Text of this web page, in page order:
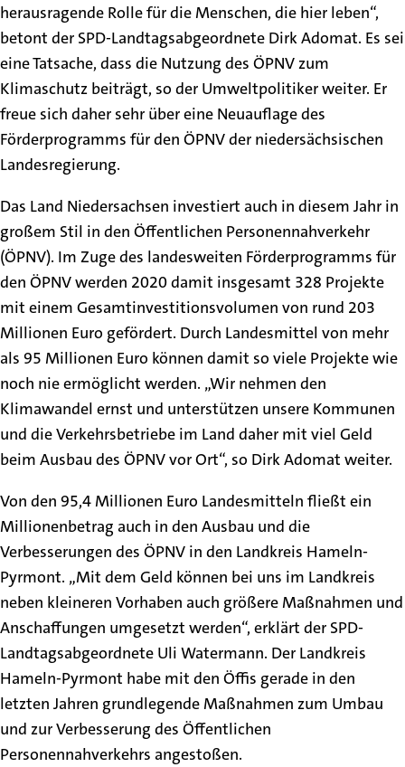
herausragende Rolle für die Menschen, die hier leben“,
betont der SPD-Landtagsabgeordnete Dirk Adomat. Es sei
eine Tatsache, dass die Nutzung des ÖPNV zum
Klimaschutz beiträgt, so der Umweltpolitiker weiter. Er
freue sich daher sehr über eine Neuauflage des
Förderprogramms für den ÖPNV der niedersächsischen
Landesregierung.
Das Land Niedersachsen investiert auch in diesem Jahr in
großem Stil in den Öffentlichen Personennahverkehr
(ÖPNV). Im Zuge des landesweiten Förderprogramms für
den ÖPNV werden 2020 damit insgesamt 328 Projekte
mit einem Gesamtinvestitionsvolumen von rund 203
Millionen Euro gefördert. Durch Landesmittel von mehr
als 95 Millionen Euro können damit so viele Projekte wie
noch nie ermöglicht werden. „Wir nehmen den
Klimawandel ernst und unterstützen unsere Kommunen
und die Verkehrsbetriebe im Land daher mit viel Geld
beim Ausbau des ÖPNV vor Ort“, so Dirk Adomat weiter.
Von den 95,4 Millionen Euro Landesmitteln fließt ein
Millionenbetrag auch in den Ausbau und die
Verbesserungen des ÖPNV in den Landkreis Hameln-
Pyrmont. „Mit dem Geld können bei uns im Landkreis
neben kleineren Vorhaben auch größere Maßnahmen und
Anschaffungen umgesetzt werden“, erklärt der SPD-
Landtagsabgeordnete Uli Watermann. Der Landkreis
Hameln-Pyrmont habe mit den Öffis gerade in den
letzten Jahren grundlegende Maßnahmen zum Umbau
und zur Verbesserung des Öffentlichen
Personennahverkehrs angestoßen.